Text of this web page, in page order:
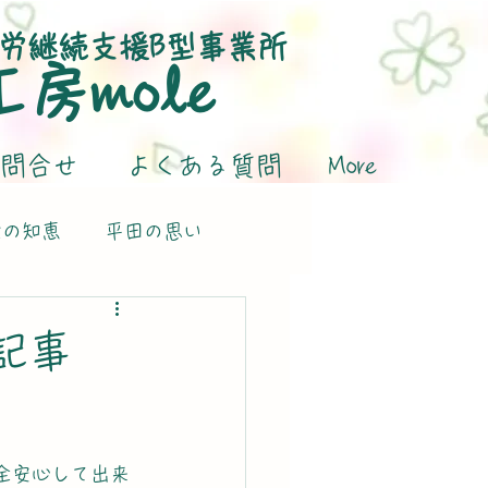
合せ よくある質問 More
継続支援B型事業所
房mole
知恵 平田の思い
事